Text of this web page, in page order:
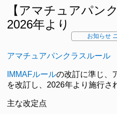
【アマチュアパン
2026年より
お知らせ
アマチュアパンクラスルール
IMMAFルールの改訂に準じ、
を改訂し、2026年より施行さ
主な改定点